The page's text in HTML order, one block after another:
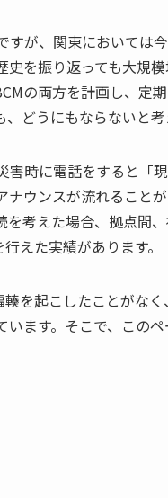
が、関東においては
を振り返っても大規
の両方を計画し、定
どうにもならないと
時に電話をすると「
ウンスが流れること
考えた場合、拠点間
えた実績があります。
を起こしたことがな
ます。そこで、この